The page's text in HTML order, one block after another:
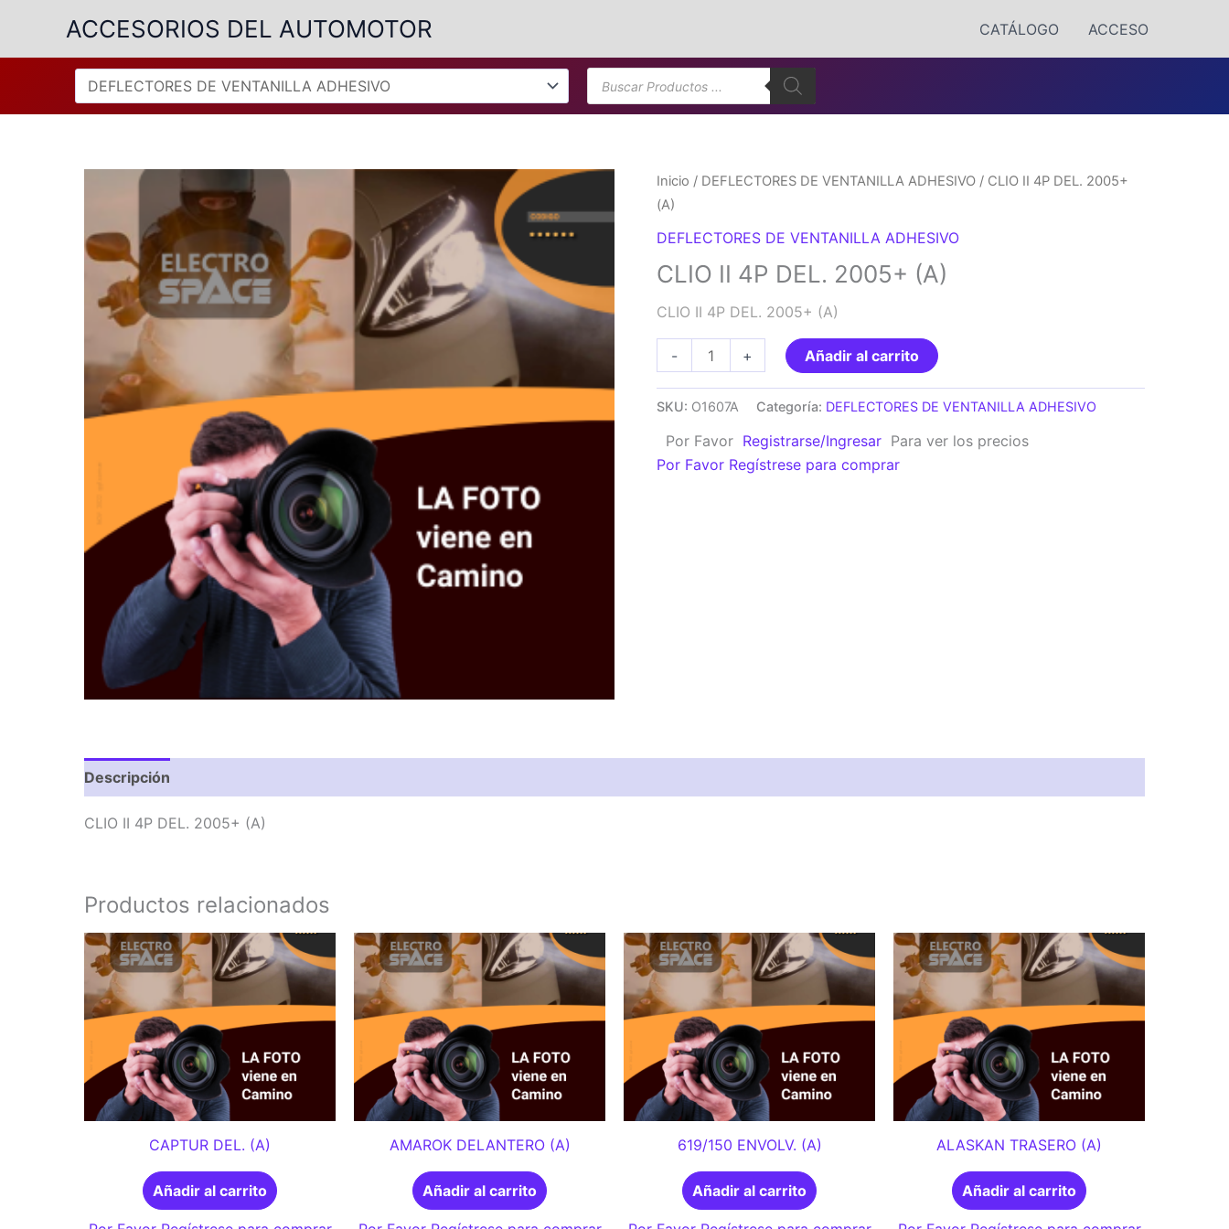
contenido
ACCESORIOS DEL AUTOMOTOR CATÁLOGO ACCESO
Búsqueda
de
productos
Inicio / DEFLECTORES DE VENTANILLA ADHESIVO / CLIO II 4P DEL. 2005+
(A)
DEFLECTORES DE VENTANILLA ADHESIVO
CLIO II 4P DEL. 2005+ (A)
CLIO II 4P DEL. 2005+ (A)
-
II
2005+
(A)
+ Añadir al carrito
SKU: O1607A Categoría: DEFLECTORES DE VENTANILLA ADHESIVO
Por Favor Registrarse/Ingresar Para ver los precios
Por Favor Regístrese para comprar
Descripción
CLIO II 4P DEL. 2005+ (A)
Productos relacionados
CAPTUR DEL. (A)
Añadir al carrito
AMAROK DELANTERO (A)
Añadir al carrito
619/150 ENVOLV. (A)
Añadir al carrito
ALASKAN TRASERO (A)
Añadir al carrito